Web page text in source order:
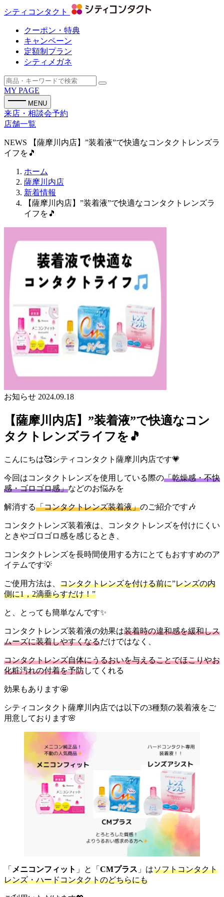
シティコンタクト
クーポン・特典
キャンペーン
定額制プラン
シティメガネ
MY PAGE
MENU
来店・相談会予約
店舗一覧
NEWS
【薩摩川内店】”装着液”で快適なコンタクトレンズラ
イフを🎵
ホーム
薩摩川内店
新着情報
【薩摩川内店】”装着液”で快適なコンタクトレンズラ
イフを🎵
お知らせ 2024.09.18
【薩摩川内店】”装着液”で快適なコン
タクトレンズライフを🎵
こんにちは🥰シティコンタクト薩摩川内店です💗
今回はコンタクトレンズを使用している際の「乾燥感・不快
感・ゴロゴロ感」などのお悩みを
解消する「コンタクトレンズ装着液」のご紹介です🎶
コンタクトレンズ装着液は、
コンタクトレンズを付けにくい
ときやゴロゴロ感を感じるとき
コンタクトレンズを長時間使用する方にとてもおすすめのア
イテムです💡
ご使用方法は、 コンタクトレンズを付ける前に”レンズの内
側に1，2滴垂らすだけ！”
と、とっても簡単なんです✨
コンタクトレンズ装着液の効果は装着時の違和感を緩和しス
ムーズに装着しやすくなるだけではなく、
コンタクトレンズ自体にうるおいを与えることでほこりやお
化粧汚れの付着を予防してくれる
効果もあります🤩
シティコンタクト薩摩川内店では以下の3種類の装着液をご
用意しております🌸
「 メニコンフィット 」と「 CMプラス 」はソフトコンタクト
レンズ・ハードコンタクトのどちらにも